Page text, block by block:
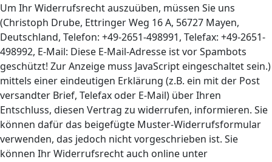
Um Ihr Widerrufsrecht auszuüben, müssen Sie uns
(Christoph Drube, Ettringer Weg 16 A, 56727 Mayen,
Deutschland, Telefon: +49-2651-498991, Telefax: +49-2651-
498992, E-Mail: Diese E-Mail-Adresse ist vor Spambots
geschützt! Zur Anzeige muss JavaScript eingeschaltet sein.)
mittels einer eindeutigen Erklärung (z.B. ein mit der Post
versandter Brief, Telefax oder E-Mail) über Ihren
Entschluss, diesen Vertrag zu widerrufen, informieren. Sie
können dafür das beigefügte Muster-Widerrufsformular
verwenden, das jedoch nicht vorgeschrieben ist. Sie
können Ihr Widerrufsrecht auch online unter